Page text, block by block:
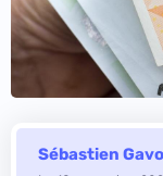
Sébastien